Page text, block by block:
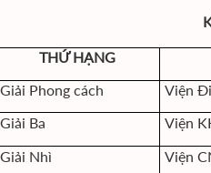
THỨ HẠNG
Giải Phong cách
Viện
Giải Ba
Viện
Giải Nhì
Viện